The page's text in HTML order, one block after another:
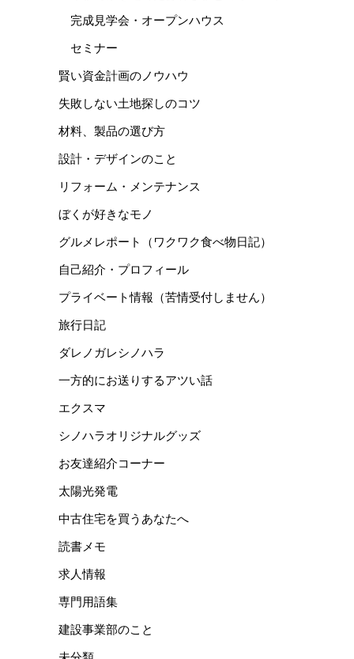
完成見学会・オープンハウス
セミナー
賢い資金計画のノウハウ
失敗しない土地探しのコツ
材料、製品の選び方
設計・デザインのこと
リフォーム・メンテナンス
ぼくが好きなモノ
グルメレポート（ワクワク食べ物日記）
自己紹介・プロフィール
プライベート情報（苦情受付しません）
旅行日記
ダレノガレシノハラ
一方的にお送りするアツい話
エクスマ
シノハラオリジナルグッズ
お友達紹介コーナー
太陽光発電
中古住宅を買うあなたへ
読書メモ
求人情報
専門用語集
建設事業部のこと